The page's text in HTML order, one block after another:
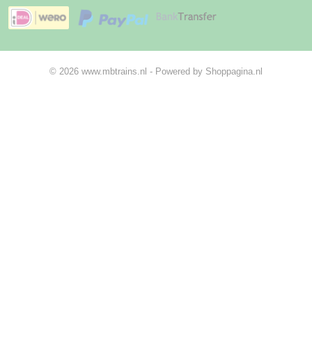
© 2026 www.mbtrains.nl - Powered by Shoppagina.nl